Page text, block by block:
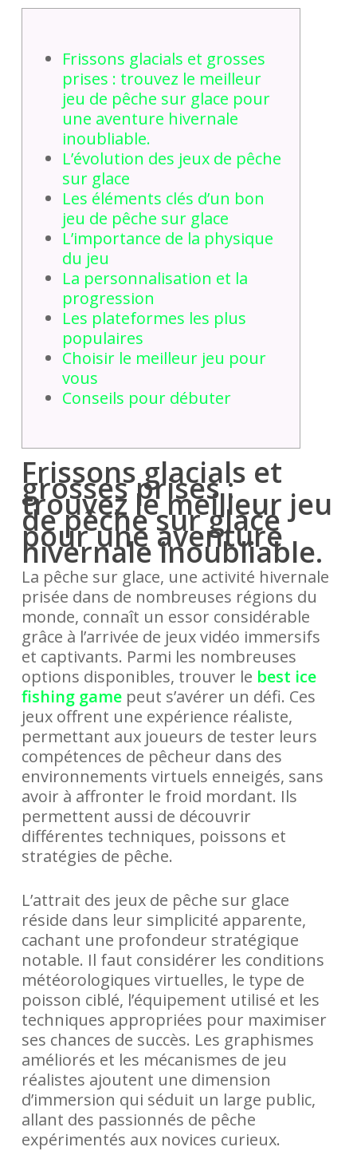
Frissons glacials et grosses
prises : trouvez le meilleur
jeu de pêche sur glace pour
une aventure hivernale
inoubliable.
L’évolution des jeux de pêche
sur glace
Les éléments clés d’un bon
jeu de pêche sur glace
L’importance de la physique
du jeu
La personnalisation et la
progression
Les plateformes les plus
populaires
Choisir le meilleur jeu pour
vous
Conseils pour débuter
Frissons glacials et
grosses prises :
trouvez le meilleur jeu
de pêche sur glace
pour une aventure
hivernale inoubliable.
La pêche sur glace, une activité hivernale
prisée dans de nombreuses régions du
monde, connaît un essor considérable
grâce à l’arrivée de jeux vidéo immersifs
et captivants. Parmi les nombreuses
options disponibles, trouver le best ice
fishing gamepeut s’avérer un défi. Ces
jeux offrent une expérience réaliste,
permettant aux joueurs de tester leurs
compétences de pêcheur dans des
environnements virtuels enneigés, sans
avoir à affronter le froid mordant. Ils
permettent aussi de découvrir
différentes techniques, poissons et
stratégies de pêche.
L’attrait des jeux de pêche sur glace
réside dans leur simplicité apparente,
cachant une profondeur stratégique
notable. Il faut considérer les conditions
météorologiques virtuelles, le type de
poisson ciblé, l’équipement utilisé et les
techniques appropriées pour maximiser
ses chances de succès. Les graphismes
améliorés et les mécanismes de jeu
réalistes ajoutent une dimension
d’immersion qui séduit un large public,
allant des passionnés de pêche
expérimentés aux novices curieux.